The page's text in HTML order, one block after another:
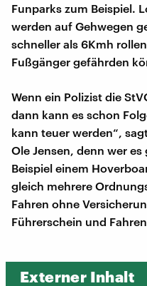
Funparks zum Beispiel.
werden auf Gehwegen
schneller als 6Kmh
Fußgänger gefährden
Wenn ein Polizist die
dann kann es schon
kann teuer werden“,
Ole Jensen, denn wer
Beispiel einem
gleich mehrere
Fahren ohne
Führerschein und
Externer Inhalt